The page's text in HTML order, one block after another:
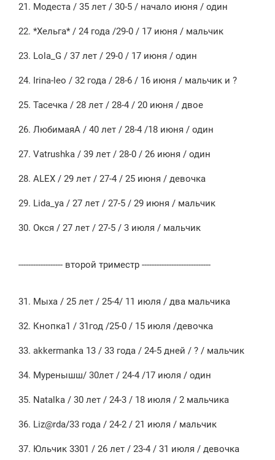
21. Модеста / 35 лет / 30-5 / начало июня / один
22. *Хельга* / 24 года /29-0 / 17 июня / мальчик
23. Lola_G / 37 лет / 29-0 / 17 июня / один
24. Irina-leo / 32 года / 28-6 / 16 июня / мальчик и ?
25. Тасечка / 28 лет / 28-4 / 20 июня / двое
26. ЛюбимаяА / 40 лет / 28-4 /18 июня / один
27. Vatrushka / 39 лет / 28-0 / 26 июня / один
28. АLEX / 29 лет / 27-4 / 25 июня / девочка
29. Lida_ya / 27 лет / 27-5 / 29 июня / мальчик
30. Окся / 27 лет / 27-5 / 3 июля / мальчик
------------------ второй триместр ----------------------------
31. Мыха / 25 лет / 25-4/ 11 июля / два мальчика
32. Кнопка1 / 31год /25-0 / 15 июля /девочка
33. akkermanka 13 / 33 года / 24-5 дней / ? / мальчик
34. Муренышш/ 30лет / 24-4 /17 июля / один
35. Natalka / 30 лет / 24-3 / 18 июля / 2 мальчика
36. Liz@rda/33 года / 24-2 / 21 июля / мальчик
37. Юльчик 3301 / 26 лет / 23-4 / 31 июля / девочка